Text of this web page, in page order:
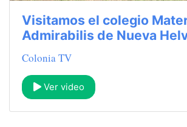
Visitamos el colegio
Admirabilis de Nueva
Colonia TV
Ver video